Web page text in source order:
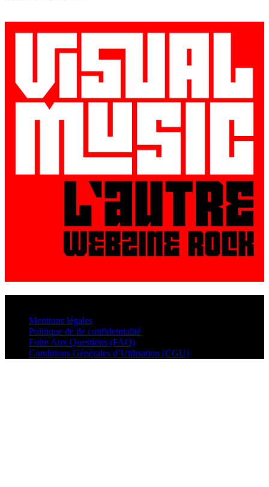
Mentions légales
Politique de de confidentialité
Foire Aux Questions (FAQ)
Conditions Générales d’Utilisation (CGU)